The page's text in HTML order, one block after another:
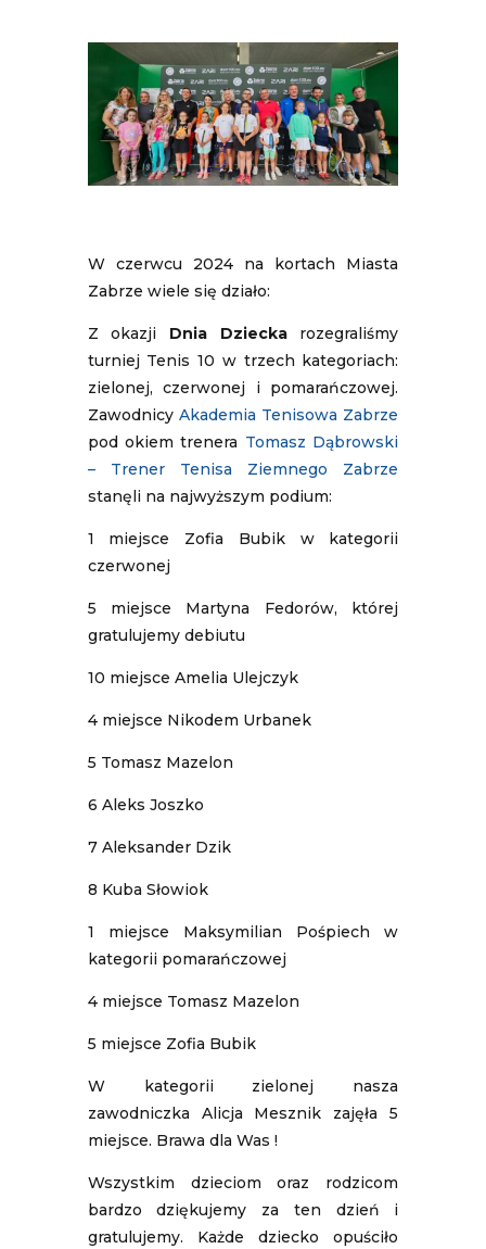
W czerwcu 2024 na kortach Miasta
Zabrze wiele się działo:
Z okazji Dnia Dzieckarozegraliśmy
turniej Tenis 10 w trzech kategoriach:
zielonej, czerwonej i pomarańczowej.
Zawodnicy Akademia Tenisowa Zabrze
pod okiem trenera Tomasz Dąbrowski
– Trener Tenisa Ziemnego Zabrze
stanęli na najwyższym podium:
1 miejsce Zofia Bubik w kategorii
czerwonej
5 miejsce Martyna Fedorów, której
gratulujemy debiutu
10 miejsce Amelia Ulejczyk
4 miejsce Nikodem Urbanek
5 Tomasz Mazelon
6 Aleks Joszko
7 Aleksander Dzik
8 Kuba Słowiok
1 miejsce Maksymilian Pośpiech w
kategorii pomarańczowej
4 miejsce Tomasz Mazelon
5 miejsce Zofia Bubik
W kategorii zielonej nasza
zawodniczka Alicja Mesznik zajęła 5
miejsce. Brawa dla Was !
Wszystkim dzieciom oraz rodzicom
bardzo dziękujemy za ten dzień i
gratulujemy. Każde dziecko opuściło